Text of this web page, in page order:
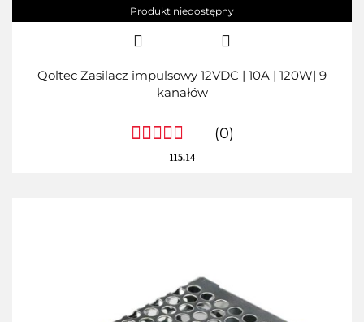
Produkt niedostępny
Qoltec Zasilacz impulsowy 12VDC | 10A | 120W| 9
kanałów
(0)
115.14